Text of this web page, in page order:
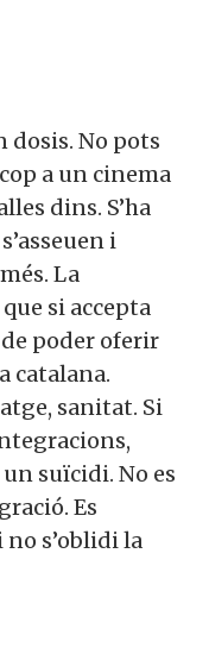
dosis. No pots
a un cinema
dins. S’ha
i
La
si accepta
poder oferir
catalana.
sanitat. Si
suïcidi. No es
Es
s’oblidi la